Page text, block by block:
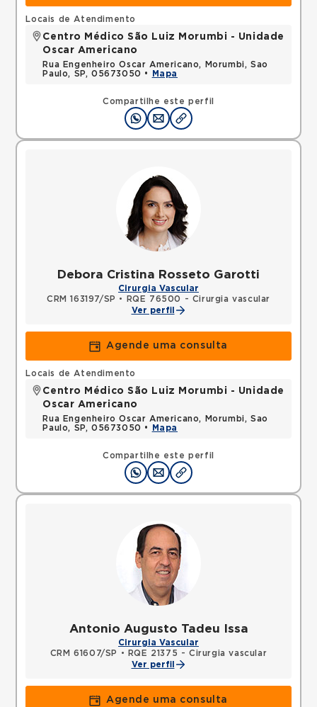
Compartilhe este perfil
Locais de Atendimento
Centro Médico São Luiz Morumbi - Unidade
Oscar Americano
Rua Engenheiro Oscar Americano, Morumbi, Sao
Paulo, SP, 05673050 •
Mapa
Debora Cristina Rosseto Garotti
Cirurgia Vascular
CRM 163197/SP •
RQE 76500 - Cirurgia vascular
Ver perfil
Agende uma consulta
Compartilhe este perfil
Locais de Atendimento
Centro Médico São Luiz Morumbi - Unidade
Oscar Americano
Rua Engenheiro Oscar Americano, Morumbi, Sao
Paulo, SP, 05673050 •
Mapa
Antonio Augusto Tadeu Issa
Cirurgia Vascular
CRM 61607/SP
•
RQE 21375 - Cirurgia vascular
Ver perfil
Agende uma consulta